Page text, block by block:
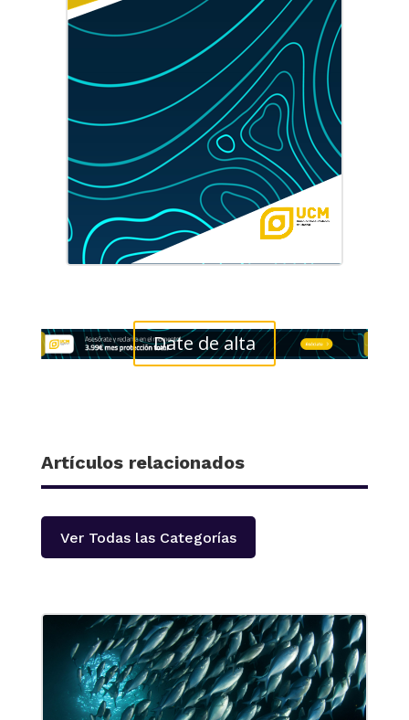
Date de alta
Artículos relacionados
Ver Todas las Categorías